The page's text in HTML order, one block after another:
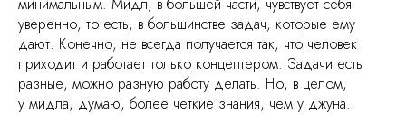
уверенно, то есть, в большинстве задач, которые ему
дают. Конечно, не всегда получается так, что человек
приходит и работает только концептером. Задачи есть
разные, можно разную работу делать. Но, в целом,
у мидла, думаю, более четкие знания, чем у джуна.